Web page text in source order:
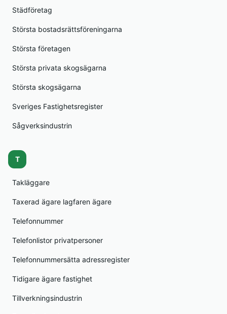
Städföretag
Största bostadsrättsföreningarna
Största företagen
Största privata skogsägarna
Största skogsägarna
Sveriges Fastighetsregister
Sågverksindustrin
T
Takläggare
Taxerad ägare lagfaren ägare
Telefonnummer
Telefonlistor privatpersoner
Telefonnummersätta adressregister
Tidigare ägare fastighet
Tillverkningsindustrin